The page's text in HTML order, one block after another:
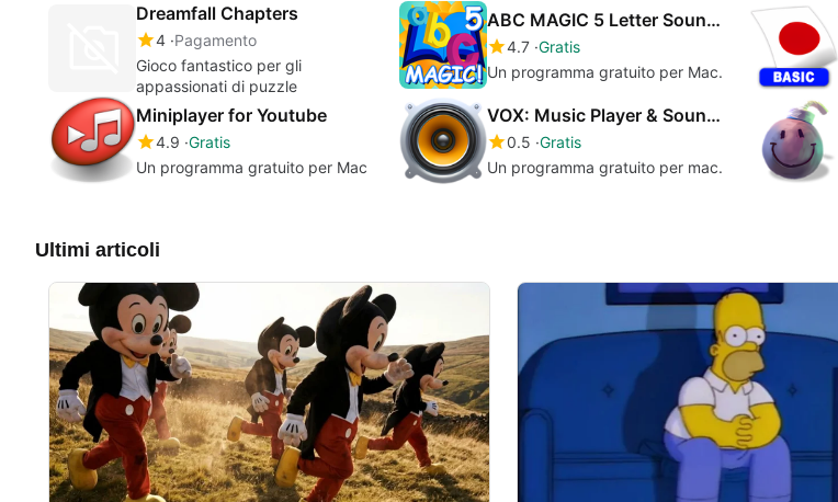
Dreamfall Chapters
4 Pagamento
Gioco fantastico per gli
appassionati di puzzle
ABC MAGIC 5 Letter Sound Matching
4.7 Gratis
Un programma gratuito per Mac.
Miniplayer for Youtube
4.9 Gratis
Un programma gratuito per Mac
VOX: Music Player & SoundCloud Streamer
0.5 Gratis
Un programma gratuito per mac.
Ultimi articoli